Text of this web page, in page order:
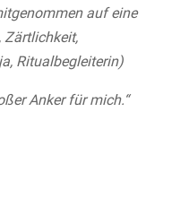
auf eine
Zärtlichkeit,
Ritualbegleiterin)
Anker für mich.“